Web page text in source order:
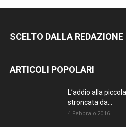
SCELTO DALLA REDAZIONE
ARTICOLI POPOLARI
L’addio alla
stroncata da...
4 Febbraio 2016